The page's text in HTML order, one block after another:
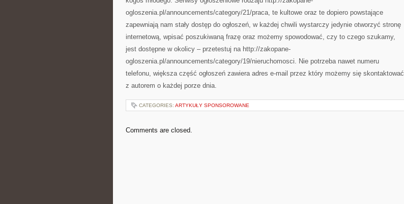
ogloszenia.pl/announcements/category/21/praca, te kultowe oraz te dopiero powstające
zapewniają nam stały dostęp do ogłoszeń, w każdej chwili wystarczy jedynie otworzyć stronę
internetową, wpisać poszukiwaną frazę oraz możemy spowodować, czy to czego szukamy,
jest dostępne w okolicy – przetestuj na http://zakopane-
ogloszenia.pl/announcements/category/19/nieruchomosci. Nie potrzeba nawet numeru
telefonu, większa część ogłoszeń zawiera adres e-mail przez który możemy się skontaktować
z autorem o każdej porze dnia.
CATEGORIES: ARTYKUŁY SPONSOROWANE
Comments are closed.